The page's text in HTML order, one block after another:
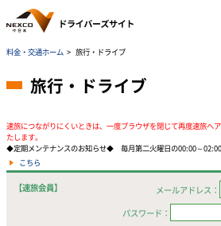
料金・交通ホーム > 旅行・ドライブ
旅行・ドライブ
速旅につながりにくいときは、一度ブラウザを閉じて再度速旅へ
たします。
◆定期メンテナンスのお知らせ◆ 毎月第二火曜日の00:00～
こちら
【速旅会員】
メールアドレス：
パスワード：